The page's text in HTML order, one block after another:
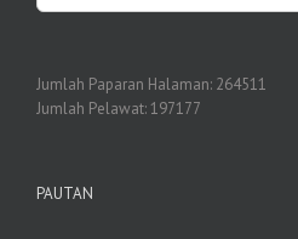
Jumlah Paparan Halaman: 264511
Jumlah Pelawat:197177
PAUTAN